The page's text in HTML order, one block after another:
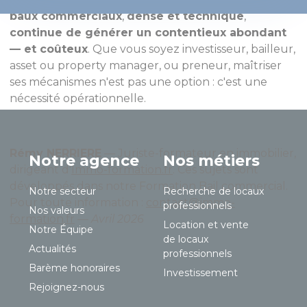
baux commerciaux,dense et technique,
continue de générer un contentieux abondant
— et coûteux. Que vous soyez investisseur, bailleur,
asset ou property manager, ou preneur, maîtriser
ses mécanismes n'est pas une option : c'est une
nécessité opérationnelle.
Rémy NERRIERE
— Juriste-formateur en immobilier,
dirigeant d'Immo-formation.fr. Ces sujets sont
développés dans notre Formation Bail commercial.
contact@immo-
Notre agence
Notre secteur
Nos valeurs
Notre Équipe
Actualités
Barème honoraires
Rejoignez-nous
Nos métiers
Recherche de locaux
professionnels
Location et vente
de locaux
professionnels
Investissement